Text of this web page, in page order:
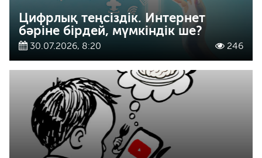
Цифрлық теңсіздік. Интернет
бәріне бірдей, мүмкіндік ше?
30.07.2026, 8:20 246